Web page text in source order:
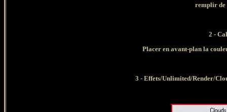
remplir de
2 -
Placer en avant-plan la
3 - Effets/Unlimited/Render/